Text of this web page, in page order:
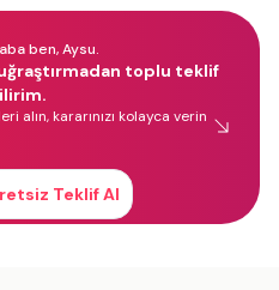
ben, Aysu.
toplu teklif
alın, kararınızı kolayca verin
Teklif Al